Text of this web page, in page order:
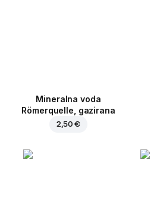
Mineralna voda
Römerquelle, gazirana
2,50 €